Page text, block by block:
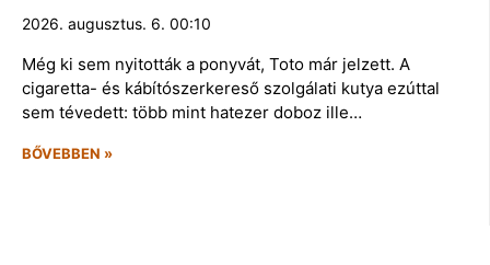
2026. augusztus. 6. 00:10
Még ki sem nyitották a ponyvát, Toto már jelzett. A
cigaretta- és kábítószerkereső szolgálati kutya ezúttal
sem tévedett: több mint hatezer doboz ille…
BŐVEBBEN »